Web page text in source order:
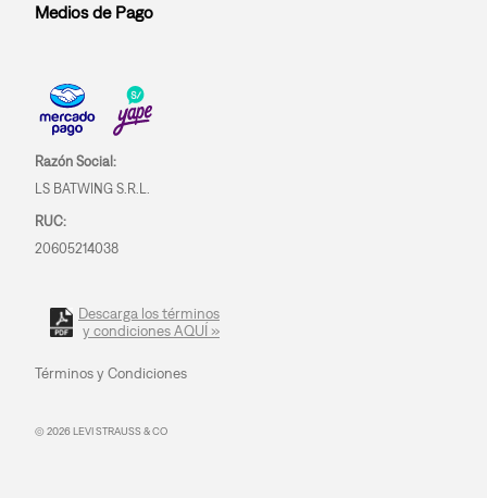
Medios de Pago
Razón Social:
LS BATWING S.R.L.
RUC:
20605214038
Descarga los términos
y condiciones AQUÍ »
Términos y Condiciones
© 2026 LEVI STRAUSS & CO